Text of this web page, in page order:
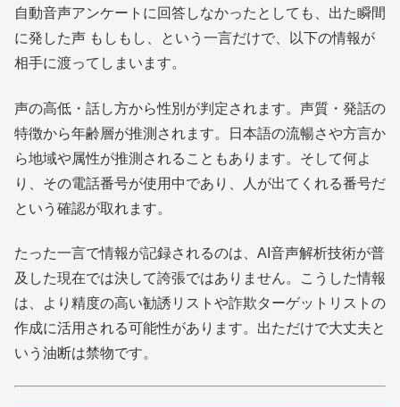
自動音声アンケートに回答しなかったとしても、出た瞬間
に発した声 もしもし、という一言だけで、以下の情報が
相手に渡ってしまいます。
声の高低・話し方から性別が判定されます。声質・発話の
特徴から年齢層が推測されます。日本語の流暢さや方言か
ら地域や属性が推測されることもあります。そして何よ
り、その電話番号が使用中であり、人が出てくれる番号だ
という確認が取れます。
たった一言で情報が記録されるのは、AI音声解析技術が普
及した現在では決して誇張ではありません。こうした情報
は、より精度の高い勧誘リストや詐欺ターゲットリストの
作成に活用される可能性があります。出ただけで大丈夫と
いう油断は禁物です。